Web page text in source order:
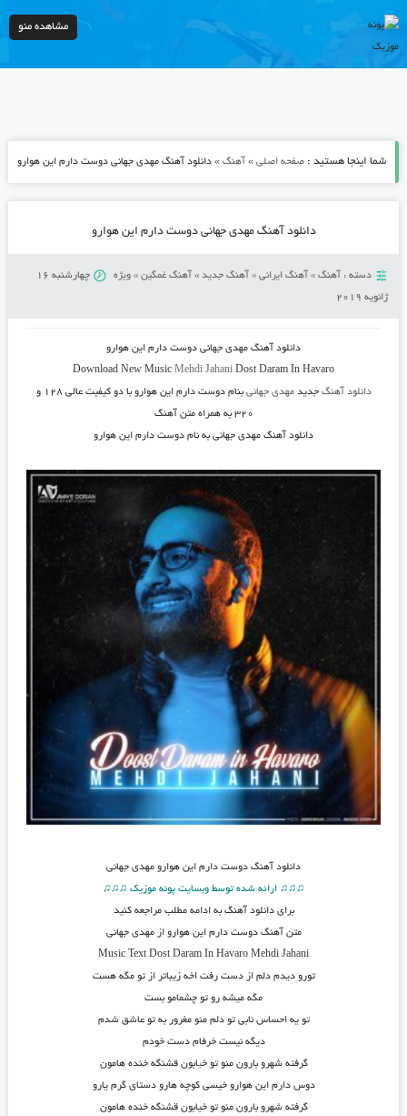
مشاهده منو
شما اینجا هستید : صفحه اصلی» آهنگ» دانلود آهنگ مهدی جهانی دوست دارم اين هوارو
دانلود آهنگ مهدی جهانی دوست دارم اين هوارو
دسته : آهنگ» آهنگ ایرانی» آهنگ جدید» آهنگ غمگین» ویژه
چهارشنبه 16
ژانویه 2019
دانلود آهنگ مهدی جهانی دوست دارم اين هوارو
Download New MusicMehdi Jahani Dost Daram In Havaro
دانلود آهنگ جدیدمهدی جهانی بنام دوست دارم اين هوارو
با دو کیفیت عالی ۱۲۸ و
۳۲۰ به همراه متن آهنگ
دانلود آهنگ مهدی جهانی به نام دوست دارم اين هوارو
دانلود آهنگدوست دارم این هوارو مهدی جهانی
♫♫♫ ارائه شده توسط وبسایت پونه موزیک ♫♫♫
برای دانلود آهنگ به ادامه مطلب مراجعه کنید
متن آهنگ دوست دارم این هوارو از مهدی جهانی
Music Text Dost Daram In Havaro Mehdi Jahani
تورو دیدم دلم از دست رفت اخه زیباتر از تو مگه هست
مگه میشه رو تو چشمامو بست
تو یه احساس نابی تو دلم منو مغرور به تو عاشق شدم
دیگه نیست خرفام دست خودم
گرفته شهرو بارون منو تو خیابون قشنگه خنده هامون
دوس دارم این هوارو خیسی کوچه هارو دستای گرم یارو
گرفته شهرو بارون منو تو خیابون قشنگه خنده هامون